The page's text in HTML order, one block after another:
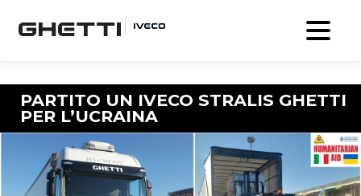
PARTITO UN IVECO STRALIS GHETTI
PER L’UCRAINA
Navigazione articolo